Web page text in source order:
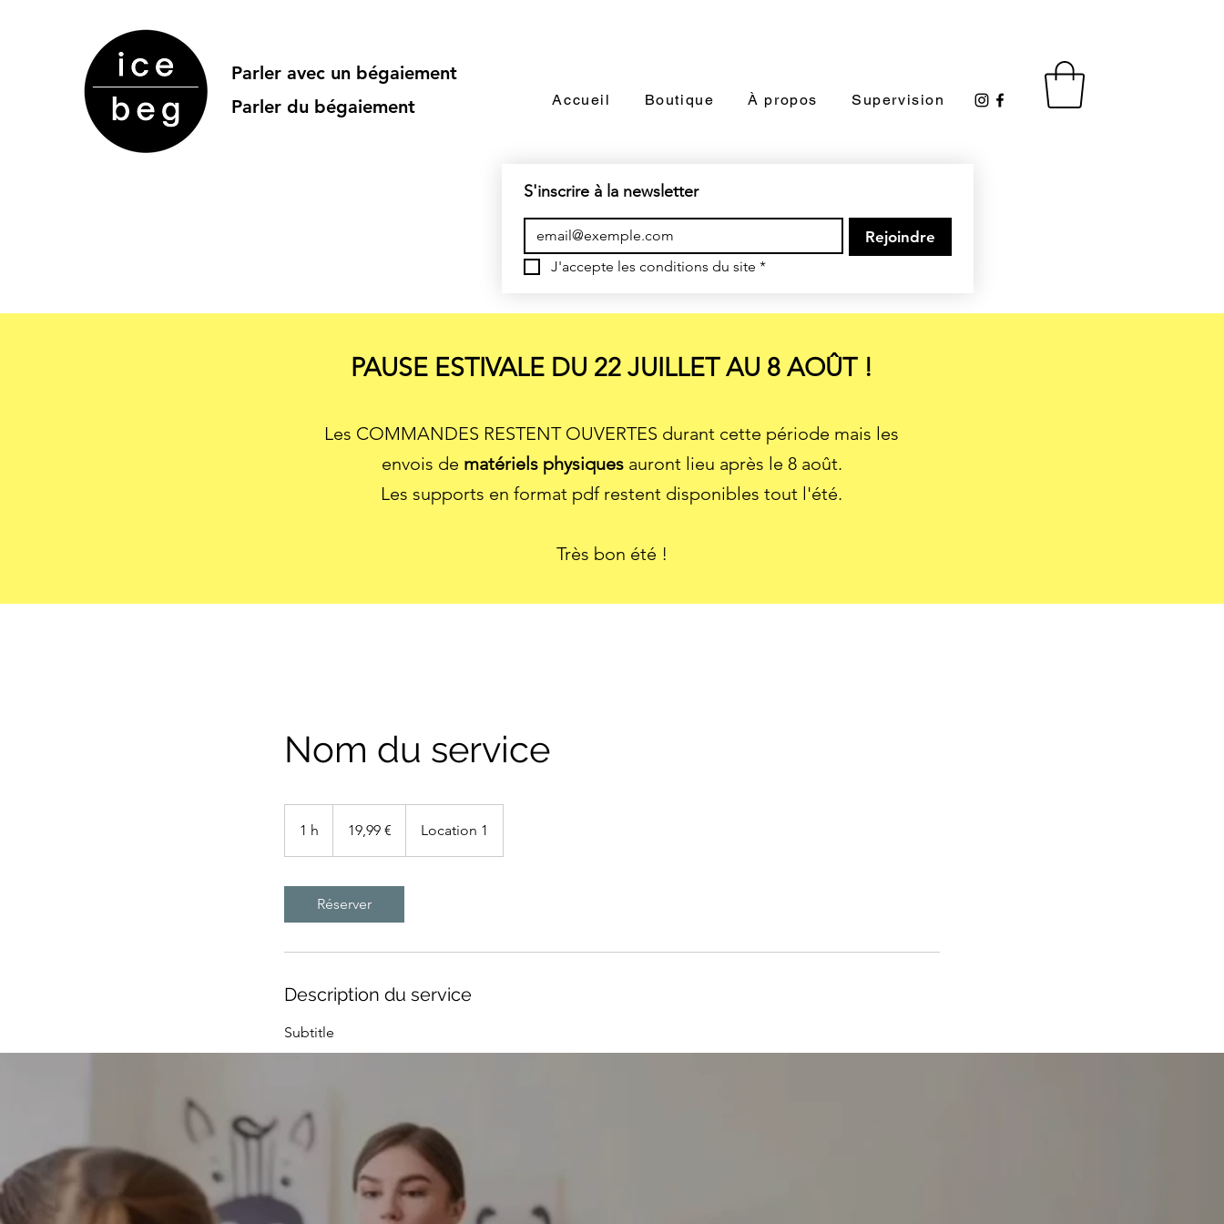
Parler avec un bégaiement
Parler du bégaiement
Accueil Boutique À propos Supervision
S'inscrire à la newsletter
Rejoindre
J'accepte les conditions du site *
PAUSE ESTIVALE DU 22 JUILLET AU 8 AOÛT !
Les COMMANDES RESTENT OUVERTES durant cette période mais les
envois de matériels physiquesauront lieu après le 8 août.
Les supports en format pdf restent disponibles tout l'été.
Très bon été !
Nom du service
1 h 19,99 € Location 1
Réserver
Description du service
Subtitle
Coordonnées